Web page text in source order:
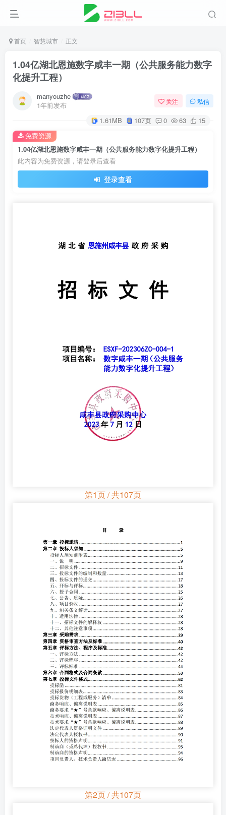
首页 智慧城市 正文
1.04亿湖北恩施数字咸丰一期（公共服务能力数字
化提升工程）
manyouzhe
1年前发布
关注 私信
1.61MB 107页 0 63 15
1.04亿湖北恩施数字咸丰一期（公共服务能力数字化提升工程）
此内容为免费资源，请登录后查看
登录查看
免费资源
第1页 / 共107页
第2页 / 共107页